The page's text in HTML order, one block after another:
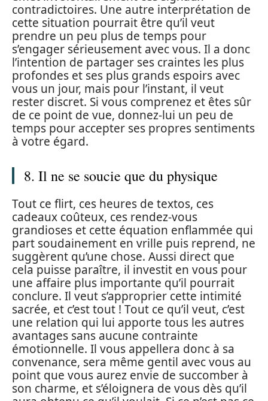
contradictoires. Une autre interprétation de
cette situation pourrait être qu’il veut
prendre un peu plus de temps pour
s’engager sérieusement avec vous. Il a donc
l’intention de partager ses craintes les plus
profondes et ses plus grands espoirs avec
vous un jour, mais pour l’instant, il veut
rester discret. Si vous comprenez et êtes sûr
de ce point de vue, donnez-lui un peu de
temps pour accepter ses propres sentiments
à votre égard.
8. Il ne se soucie que du physique
Tout ce flirt, ces heures de textos, ces
cadeaux coûteux, ces rendez-vous
grandioses et cette équation enflammée qui
part soudainement en vrille puis reprend, ne
suggèrent qu’une chose. Aussi direct que
cela puisse paraître, il investit en vous pour
une affaire plus importante qu’il pourrait
conclure. Il veut s’approprier cette intimité
sacrée, et c’est tout ! Tout ce qu’il veut, c’est
une relation qui lui apporte tous les autres
avantages sans aucune contrainte
émotionnelle. Il vous appellera donc à sa
convenance, sera même gentil avec vous au
point que vous aurez envie de succomber à
son charme, et s’éloignera de vous dès qu’il